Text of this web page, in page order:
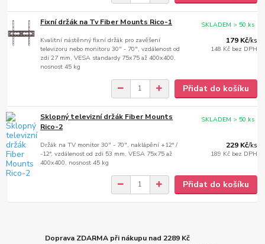
Fixní držák na Tv Fiber Mounts Rico-1
Kvalitní nástěnný fixní držák pro zavěšení
televizoru nebo monitoru 30" - 70", vzdálenost od
zdi 27 mm, VESA standardy 75x75 až 400x400,
nosnost 45 kg
179 Kč/ks
148 Kč bez DPH
SKLADEM > 50 ks
Přidat do košíku
Sklopný televizní držák Fiber Mounts
Rico-2
Držák na TV monitor 30" - 70", naklápění +12° /
-12°, vzdálenost od zdi 53 mm, VESA 75x75 až
400x400, nosnost 45 kg
229 Kč/ks
189 Kč bez DPH
SKLADEM > 50 ks
Přidat do košíku
Doprava ZDARMA při nákupu nad 2289 Kč